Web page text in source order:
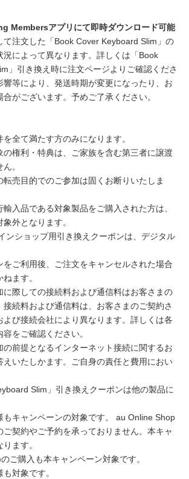
Membersアプリにて即時ダウンロード可能
注文した「Book Cover Keyboard Slim」の
況によって異なります。詳しくは「Book
」引き換え時に注文ページよりご確認くださ
響等により、発送時期が変更になったり、お
がございます。予めご了承ください。
全て満たす方のみになります。
権利・特典は、ご家族を含む第三者に譲渡
。
売目的でのご参加は固くお断りいたしま
入品である対象製品をご購入された方は、
外となります。
ンショップ用引き換えクーポンは、デジタル
ご利用後、ご注文をキャンセルされた場合
ます。
際しての接続料および通信料はお客さまの
接続料および通信料は、お客さまのご契約さ
よび接続会社により異なります。詳しくは各
をご確認ください。
前提となるインターネット接続に関するお
えいたしかます。ご自身の責任と費用におい
Slim」引き換えクーポンは他の製品に
キャンペーンの対象です。 au Online Shop
ご契約やご予約を承っておりません。本キャ
ます。
ご購入も本キャンペーン対象です。
対象です。